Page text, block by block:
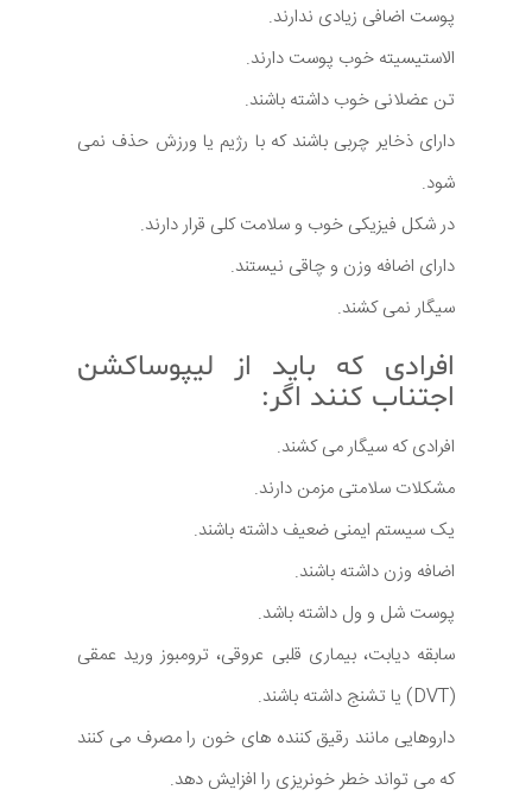
پوست اضافی زیادی ندارند.
الاستیسیته خوب پوست دارند.
تن عضلانی خوب داشته باشند.
دارای ذخایر چربی باشند که با رژیم یا ورزش حذف نمی
شود.
در شکل فیزیکی خوب و سلامت کلی قرار دارند.
دارای اضافه وزن و چاقی نیستند.
سیگار نمی کشند.
افرادی که باید از لیپوساکشن
اجتناب کنند اگر:
افرادی که سیگار می کشند.
مشکلات سلامتی مزمن دارند.
یک سیستم ایمنی ضعیف داشته باشند.
اضافه وزن داشته باشند.
پوست شل و ول داشته باشد.
سابقه دیابت، بیماری قلبی عروقی، ترومبوز ورید عمقی
(DVT) یا تشنج داشته باشند.
داروهایی مانند رقیق کننده های خون را مصرف می کنند
که می تواند خطر خونریزی را افزایش دهد.